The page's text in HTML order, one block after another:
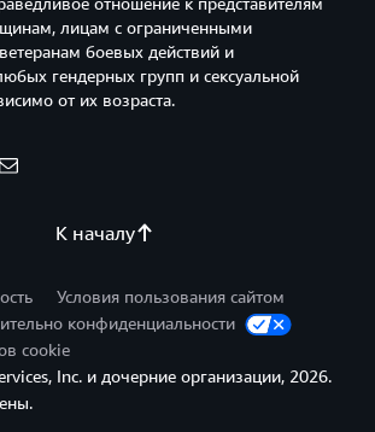
К началу
лицам с ограниченными
боевых действий и
гендерных групп и сексуальной
от их возраста.
Условия пользования сайтом
конфиденциальности
cookie
Inc. и дочерние организации, 2026.